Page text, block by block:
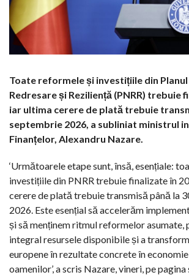
Toate reformele și investițiile din
Redresare și Reziliență (PNRR) trebuie
iar ultima cerere de plată trebuie
septembrie 2026, a subliniat ministrul
Finanțelor, Alexandru Nazare.
‘Următoarele etape sunt, însă, esențiale:
investițiile din PNRR trebuie finalizate în
cerere de plată trebuie transmisă până la
2026. Este esențial să accelerăm
și să menținem ritmul reformelor asumate,
integral resursele disponibile și a
europene în rezultate concrete în
oamenilor’, a scris Nazare, vineri, pe pagina